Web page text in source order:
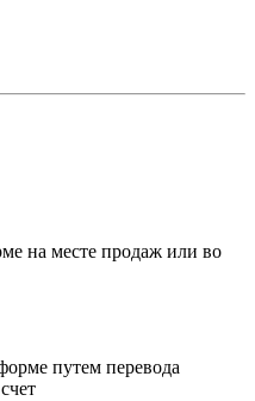
на месте продаж или во
путем перевода